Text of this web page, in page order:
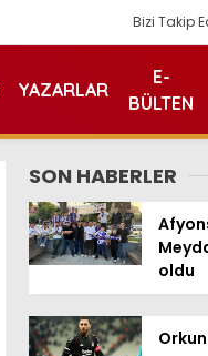
Bizi Takip
YAZARLAR
E-
BÜLTEN
SON HABERLER
oldu